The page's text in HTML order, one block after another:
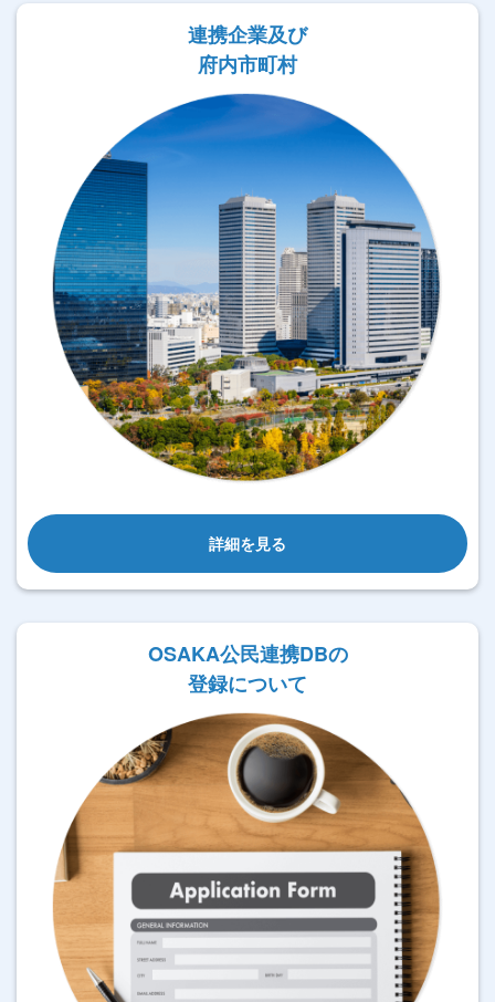
連携企業及び
府内市町村
詳細を見る
OSAKA公民連携DBの
登録について